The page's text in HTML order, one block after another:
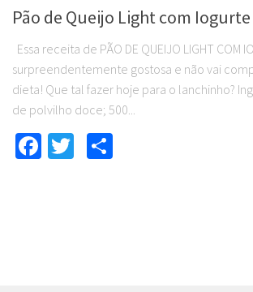
Pão de Queijo Light com Iogurte
Essa receita de PÃO DE QUEIJO LIGHT COM
surpreendentemente gostosa e não vai
dieta! Que tal fazer hoje para o lanchinho?
de polvilho doce; 500...
Facebook
Twitter